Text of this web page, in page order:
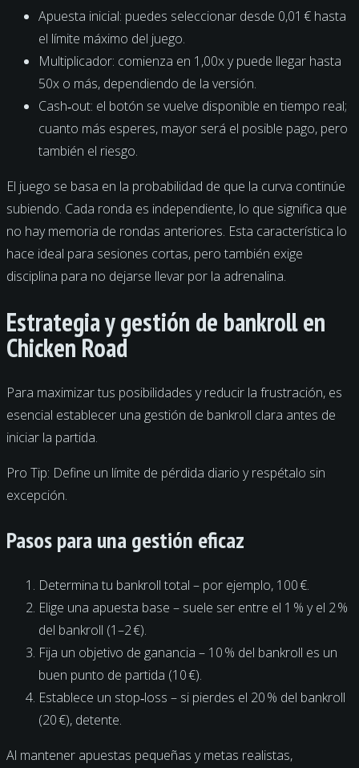
Apuesta inicial: puedes seleccionar desde 0,01 € hasta
el límite máximo del juego.
Multiplicador: comienza en 1,00x y puede llegar hasta
50x o más, dependiendo de la versión.
Cash‑out: el botón se vuelve disponible en tiempo real;
cuanto más esperes, mayor será el posible pago, pero
también el riesgo.
El juego se basa en la probabilidad de que la curva continúe
subiendo. Cada ronda es independiente, lo que significa que
no hay memoria de rondas anteriores. Esta característica lo
hace ideal para sesiones cortas, pero también exige
disciplina para no dejarse llevar por la adrenalina.
Estrategia y gestión de bankroll en
Chicken Road
Para maximizar tus posibilidades y reducir la frustración, es
esencial establecer una gestión de bankroll clara antes de
iniciar la partida.
Pro Tip: Define un límite de pérdida diario y respétalo sin
excepción.
Pasos para una gestión eficaz
Determina tu bankroll total – por ejemplo, 100 €.
Elige una apuesta base – suele ser entre el 1 % y el 2 %
del bankroll (1–2 €).
Fija un objetivo de ganancia – 10 % del bankroll es un
buen punto de partida (10 €).
Establece un stop‑loss – si pierdes el 20 % del bankroll
(20 €), detente.
Al mantener apuestas pequeñas y metas realistas,